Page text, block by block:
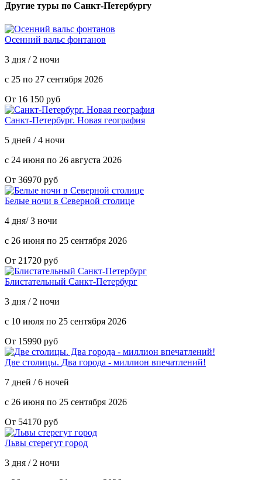
Другие туры по Санкт-Петербургу
Осенний вальс фонтанов
3 дня / 2 ночи
с 25 по 27 сентября 2026
От 16 150 руб
Санкт-Петербург. Новая география
5 дней / 4 ночи
с 24 июня по 26 августа 2026
От 36970 руб
Белые ночи в Северной столице
4 дня/ 3 ночи
с 26 июня по 25 сентября 2026
От 21720 руб
Блистательный Санкт-Петербург
3 дня / 2 ночи
с 10 июля по 25 сентября 2026
От 15990 руб
Две столицы. Два города - миллион впечатлений!
7 дней / 6 ночей
с 26 июня по 25 сентября 2026
От 54170 руб
Львы стерегут город
3 дня / 2 ночи